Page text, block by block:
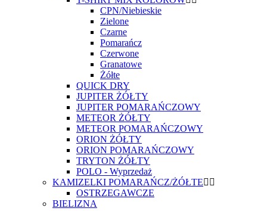
CPN/Niebieskie
Zielone
Czarne
Pomarańcz
Czerwone
Granatowe
Żółte
QUICK DRY
JUPITER ŻÓŁTY
JUPITER POMARAŃCZOWY
METEOR ŻÓŁTY
METEOR POMARAŃCZOWY
ORION ŻÓŁTY
ORION POMARAŃCZOWY
TRYTON ŻÓŁTY
POLO - Wyprzedaż
KAMIZELKI POMARAŃCZ/ŻÓŁTE
OSTRZEGAWCZE
BIELIZNA